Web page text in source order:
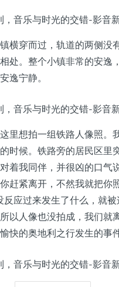
横穿而过，轨道的两侧没
处。整个小镇非常的安逸
逸宁静。
里想拍一组铁路人像照。
时候。铁路旁的居民区里
着我同伴，并很凶的口气
赶紧离开，不然我就把你
反应过来发生了什么，就
以人像也没拍成，我们就
快的奥地利之行发生的事